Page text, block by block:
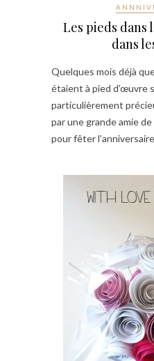
Les pieds dans
dans
Quelques mois déjà
étaient à pied d’œuvre
particulièrement
par une grande amie
pour fêter